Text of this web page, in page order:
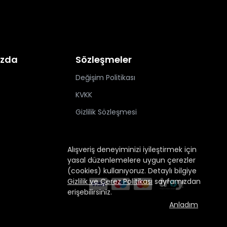
Alışveriş deneyiminizi iyileştirmek için
yasal düzenlemelere uygun çerezler
(cookies) kullanıyoruz. Detaylı bilgiye
Gizlilik ve Çerez Politikası sayfamızdan
erişebilirsiniz.
Anladım
Sözleşmeler
Değişim Politikası
KVKK
Gizlilik Sözleşmesi